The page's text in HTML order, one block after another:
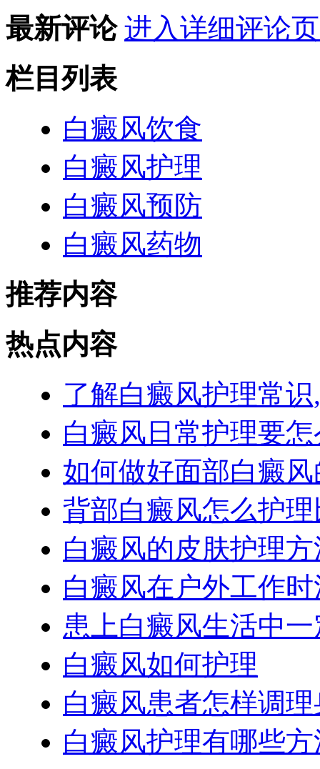
最新评论 进入详细评论
栏目列表
白癜风饮食
白癜风护理
白癜风预防
白癜风药物
推荐内容
热点内容
了解白癜风护理常
白癜风日常护理要
如何做好面部白癜
背部白癜风怎么护
白癜风的皮肤护理
白癜风在户外工作
患上白癜风生活中
白癜风如何护理
白癜风患者怎样调
白癜风护理有哪些方